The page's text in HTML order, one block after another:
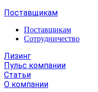
Поставщикам
Поставщикам
Сотрудничество
Лизинг
Пульс компании
Статьи
О компании